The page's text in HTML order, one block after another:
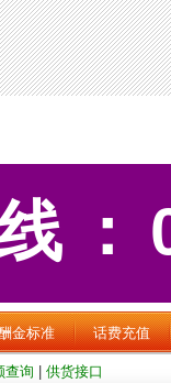
金标准 话费充值
查询 供货接口